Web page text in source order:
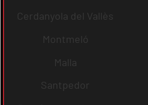
Cerdanyola del Vallès
Montmeló
Malla
Santpedor